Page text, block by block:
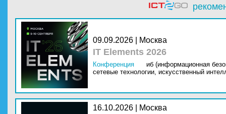
09.09.2026 | Москва
IT Elements 2026
Конференция
иб (информационная
сетевые технологии, искусственный
16.10.2026 | Москва